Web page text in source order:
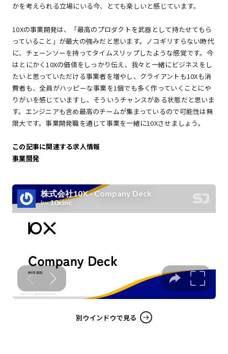
かを考えられる立場にいる今、とても楽しいと感じています。
10Xの事業開発は、「最高のプロダクトを武器として持たせてもら
っていること」が最大の強みだと思います。ノコギリすらない時代
に、チェーンソーを持ってタイムスリップしたような感覚です。今
はとにかく10Xの価値をしっかり伝え、我々と一緒にビジネスをし
たいと思っていただける事業者を増やし、クライアントも10Xも消
費者も、全員がハッピーな事業を1個でも多く作っていくことにや
りがいを感じていますし、そういうチャンスがある状態だと思いま
す。エンジニアも含め最高のチームが集まっているので可能性は無
限大です。事業開発職を通じて事業を一緒に10Xさせましょう。
この記事に関連する求人情報
事業開発
別ウインドウで見る